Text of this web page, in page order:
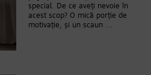
special. De ce aveți nevoie în
acest scop? O mică porție de
motivație, și un scaun ...